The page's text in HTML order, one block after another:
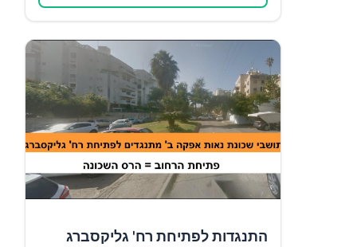
התנגדות לפתיחת רח' גליקסברג